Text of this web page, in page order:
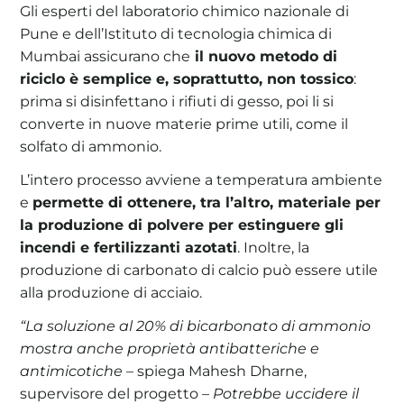
Gli esperti del laboratorio chimico nazionale di
Pune e dell’Istituto di tecnologia chimica di
Mumbai assicurano che il nuovo metodo di
riciclo è semplice e, soprattutto, non tossico:
prima si disinfettano i rifiuti di gesso, poi li si
converte in nuove materie prime utili, come il
solfato di ammonio.
L’intero processo avviene a temperatura ambiente
e permette di ottenere, tra l’altro, materiale per
la produzione di polvere per estinguere gli
incendi e fertilizzanti azotati. Inoltre, la
produzione di carbonato di calcio può essere utile
alla produzione di acciaio.
“La soluzione al 20% di bicarbonato di ammonio
mostra anche proprietà antibatteriche e
antimicotiche – spiega Mahesh Dharne,
supervisore del progetto – Potrebbe uccidere il